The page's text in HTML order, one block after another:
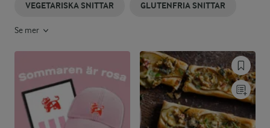
VEGETARISKA SNITTAR GLUTENFRIA SNITTAR
Se mer